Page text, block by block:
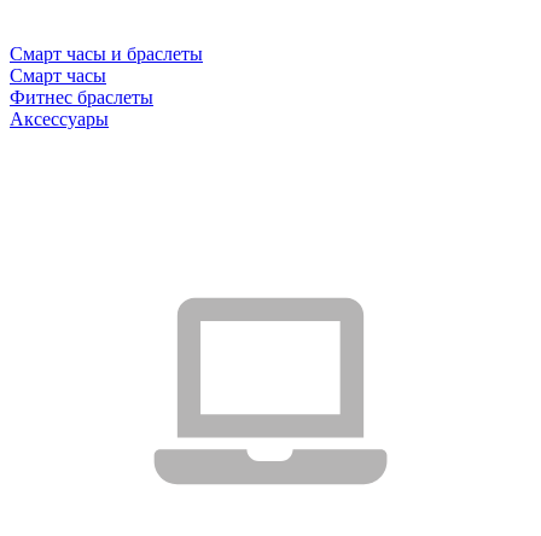
Смарт часы и браслеты
Смарт часы
Фитнес браслеты
Аксессуары